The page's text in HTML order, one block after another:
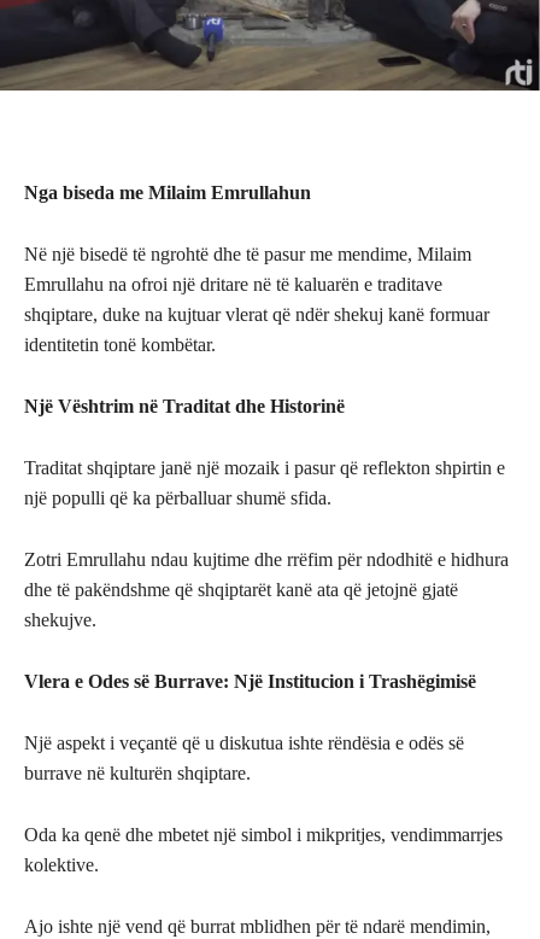
Nga biseda me Milaim Emrullahun
Në një bisedë të ngrohtë dhe të pasur me mendime, Milaim
Emrullahu na ofroi një dritare në të kaluarën e traditave
shqiptare, duke na kujtuar vlerat që ndër shekuj kanë formuar
identitetin tonë kombëtar.
Një Vështrim në Traditat dhe Historinë
Traditat shqiptare janë një mozaik i pasur që reflekton shpirtin e
një populli që ka përballuar shumë sfida.
Zotri Emrullahu ndau kujtime dhe rrëfim për ndodhitë e hidhura
dhe të pakëndshme që shqiptarët kanë ata që jetojnë gjatë
shekujve.
Vlera e Odes së Burrave: Një Institucion i Trashëgimisë
Një aspekt i veçantë që u diskutua ishte rëndësia e odës së
burrave në kulturën shqiptare.
Oda ka qenë dhe mbetet një simbol i mikpritjes, vendimmarrjes
kolektive.
Ajo ishte një vend që burrat mblidhen për të ndarë mendimin,